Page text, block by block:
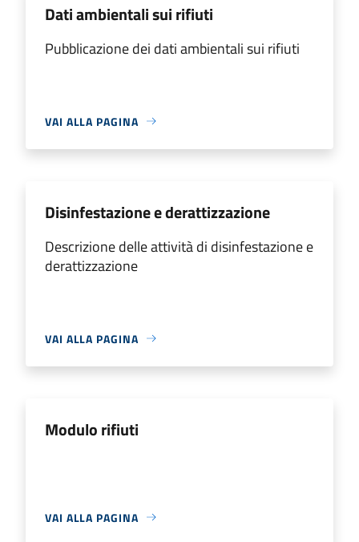
Dati ambientali sui rifiuti
Pubblicazione dei dati ambientali sui rifiuti
VAI ALLA PAGINA
Disinfestazione e derattizzazione
Descrizione delle attività di disinfestazione e
derattizzazione
VAI ALLA PAGINA
Modulo rifiuti
VAI ALLA PAGINA